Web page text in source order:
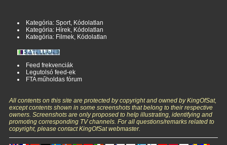
Kategória: Sport, Kódolatlan
Kategória: Hírek, Kódolatlan
Kategória: Filmek, Kódolatlan
Feed frekvenciák
Legutolsó feed-ek
FTA műholdas fórum
All contents on this site are protected by copyright and owned by KingOfSat,
except contents shown in some screenshots that belong to their respective
owners. Screenshots are only proposed to help illustrating, identifying and
promoting corresponding TV channels. For all questions/remarks related to
copyright, please contact KingOfSat webmaster.